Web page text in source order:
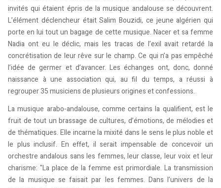
invités qui étaient épris de la musique andalouse se découvrent.
L’élément déclencheur était Salim Bouzidi, ce jeune algérien qui
porte en lui tout un bagage de cette musique. Nacer et sa femme
Nadia ont eu le déclic, mais les tracas de l’exil avait retardé la
concrétisation de leur rêve sur le champ. Ce qui n’a pas empêché
l’idée de germer et d’avancer. Les échanges ont, donc, donné
naissance à une association qui, au fil du temps, a réussi à
regrouper 35 musiciens de plusieurs origines et confessions.
La musique arabo-andalouse, comme certains la qualifient, est le
fruit de tout un brassage de cultures, d’émotions, de mélodies et
de thématiques. Elle incarne la mixité dans le sens le plus noble et
le plus inclusif. En effet, il serait impensable de concevoir un
orchestre andalous sans les femmes, leur classe, leur voix et leur
charisme: "La place de la femme est primordiale. La transmission
de la musique se faisait par les femmes. Dans l’univers de la